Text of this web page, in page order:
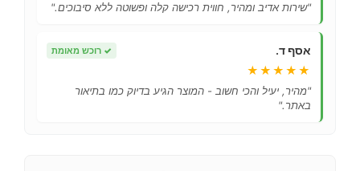
"שירות אדיב ומהיר, חווית רכישה קלה ופשוטה ללא סיבוכים."
אסף ד. ✓ רוכש מאומת
★★★★★
"מהיר, יעיל והכי חשוב - המוצר הגיע בדיוק כמו בתיאור
באתר."